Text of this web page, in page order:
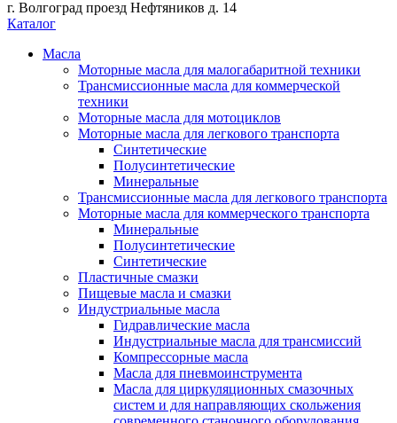
г. Волгоград проезд Нефтяников д. 14
Каталог
Масла
Моторные масла для малогабаритной техники
Трансмиссионные масла для коммерческой
техники
Моторные масла для мотоциклов
Моторные масла для легкового транспорта
Синтетические
Полусинтетические
Минеральные
Трансмиссионные масла для легкового транспорта
Моторные масла для коммерческого транспорта
Минеральные
Полусинтетические
Синтетические
Пластичные смазки
Пищевые масла и смазки
Индустриальные масла
Гидравлические масла
Индустриальные масла для трансмиссий
Компрессорные масла
Масла для пневмоинструмента
Масла для циркуляционных смазочных
систем и для направляющих скольжения